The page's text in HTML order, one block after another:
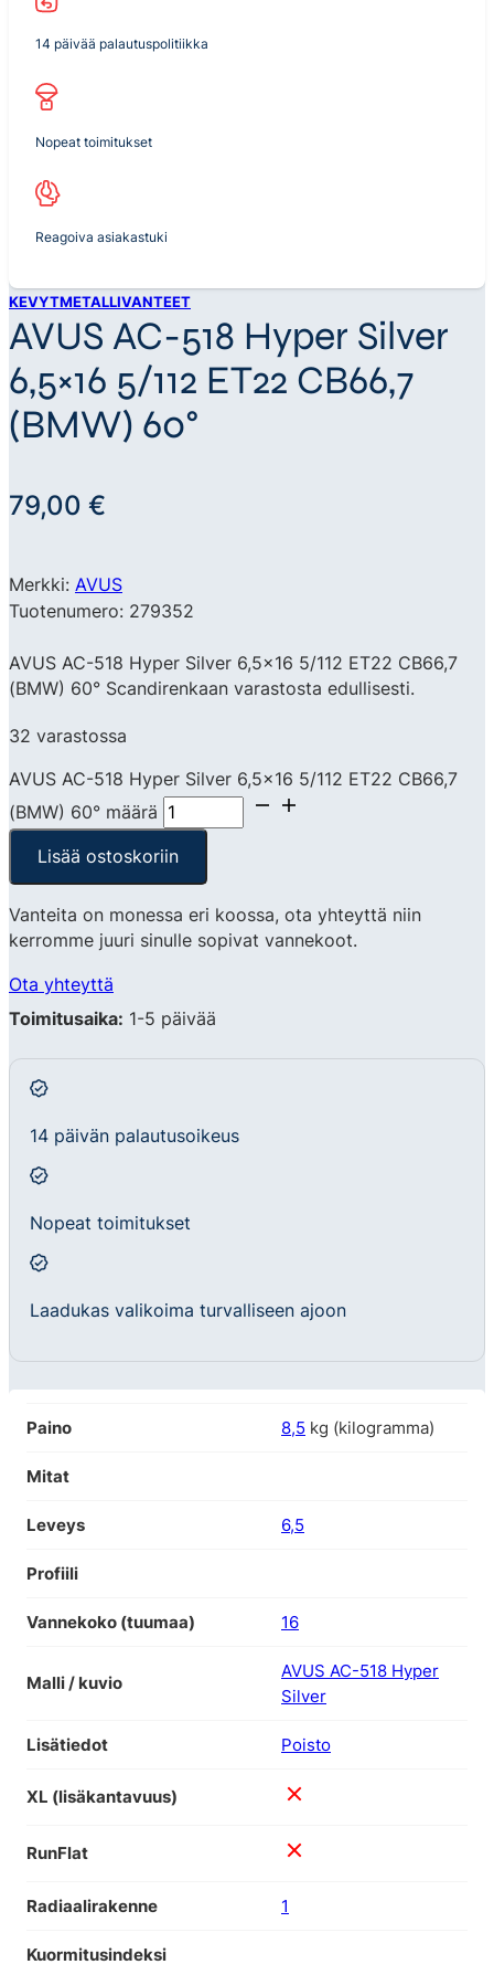
14 päivää palautuspolitiikka
Nopeat toimitukset
Reagoiva asiakastuki
KEVYTMETALLIVANTEET
AVUS AC-518 Hyper Silver
6,5×16 5/112 ET22 CB66,7
(BMW) 60°
79,00 €
Merkki: AVUS
Tuotenumero: 279352
AVUS AC-518 Hyper Silver 6,5×16 5/112 ET22 CB66,7
(BMW) 60° Scandirenkaan varastosta edullisesti.
32 varastossa
AVUS AC-518 Hyper Silver 6,5x16 5/112 ET22 CB66,7
(BMW) 60° määrä
Lisää ostoskoriin
Vanteita on monessa eri koossa, ota yhteyttä niin
kerromme juuri sinulle sopivat vannekoot.
Ota yhteyttä
Toimitusaika: 1-5 päivää
14 päivän palautusoikeus
Nopeat toimitukset
Laadukas valikoima turvalliseen ajoon
Paino 8,5 kg (kilogramma)
Mitat
Leveys 6,5
Profiili
Vannekoko (tuumaa) 16
Malli / kuvio
AVUS AC-518 Hyper
Silver
Lisätiedot Poisto
XL (lisäkantavuus)
RunFlat
Radiaalirakenne 1
Kuormitusindeksi